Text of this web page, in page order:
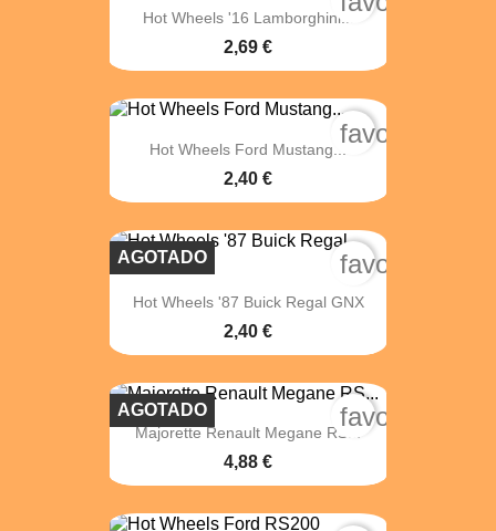
Hot Wheels '16 Lamborghini...
2,69 €
Hot Wheels Ford Mustang...
2,40 €
Hot Wheels '87 Buick Regal GNX
2,40 €
AGOTADO
Majorette Renault Megane RS...
4,88 €
AGOTADO